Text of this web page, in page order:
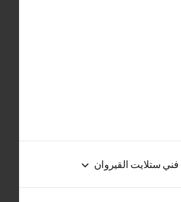
فني ستلايت القيروان